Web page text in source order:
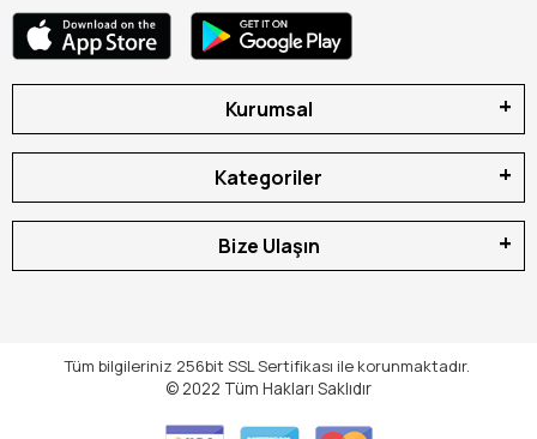
Kurumsal
Kategoriler
Bize Ulaşın
Tüm bilgileriniz 256bit SSL Sertifikası ile korunmaktadır.
© 2022 Tüm Hakları Saklıdır